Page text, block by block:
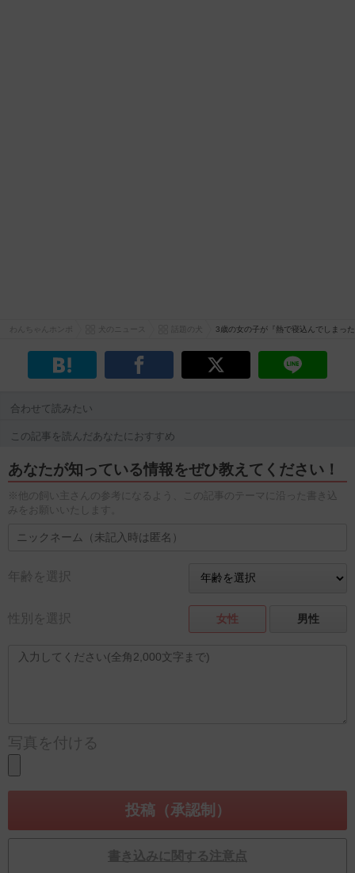
3歳の女の子が『熱で寝込んでしまっ
合わせて読みたい
この記事を読んだあなたにおすすめ
あなたが知っている情報をぜひ教えてください！
※他の飼い主さんの参考になるよう、この記事のテーマに沿った書き込
みをお願いいたします。
年齢を選択
性別を選択 女性 男性
写真を付ける
書き込みに関する注意点